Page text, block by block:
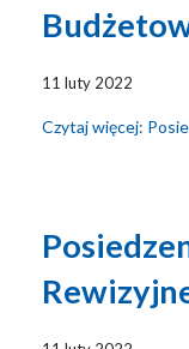
11 luty 2022
Czytaj więcej: